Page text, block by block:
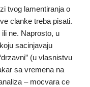
tvog lamentiranja o
clanke treba pisati.
ne. Naprosto, u
sacinjavaju
(u vlasnistvu
sa vremena na
– mocvara ce